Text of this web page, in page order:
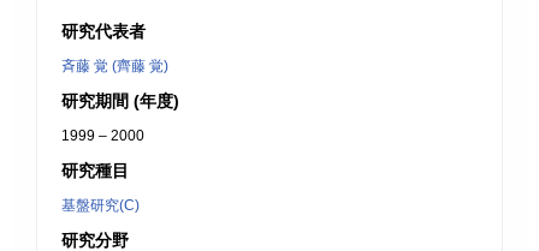
研究代表者
斉藤 覚 (齊藤 覚)
研究期間 (年度)
1999 – 2000
研究種目
基盤研究(C)
研究分野